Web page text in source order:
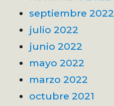
septiembre 2022
julio 2022
junio 2022
mayo 2022
marzo 2022
octubre 2021